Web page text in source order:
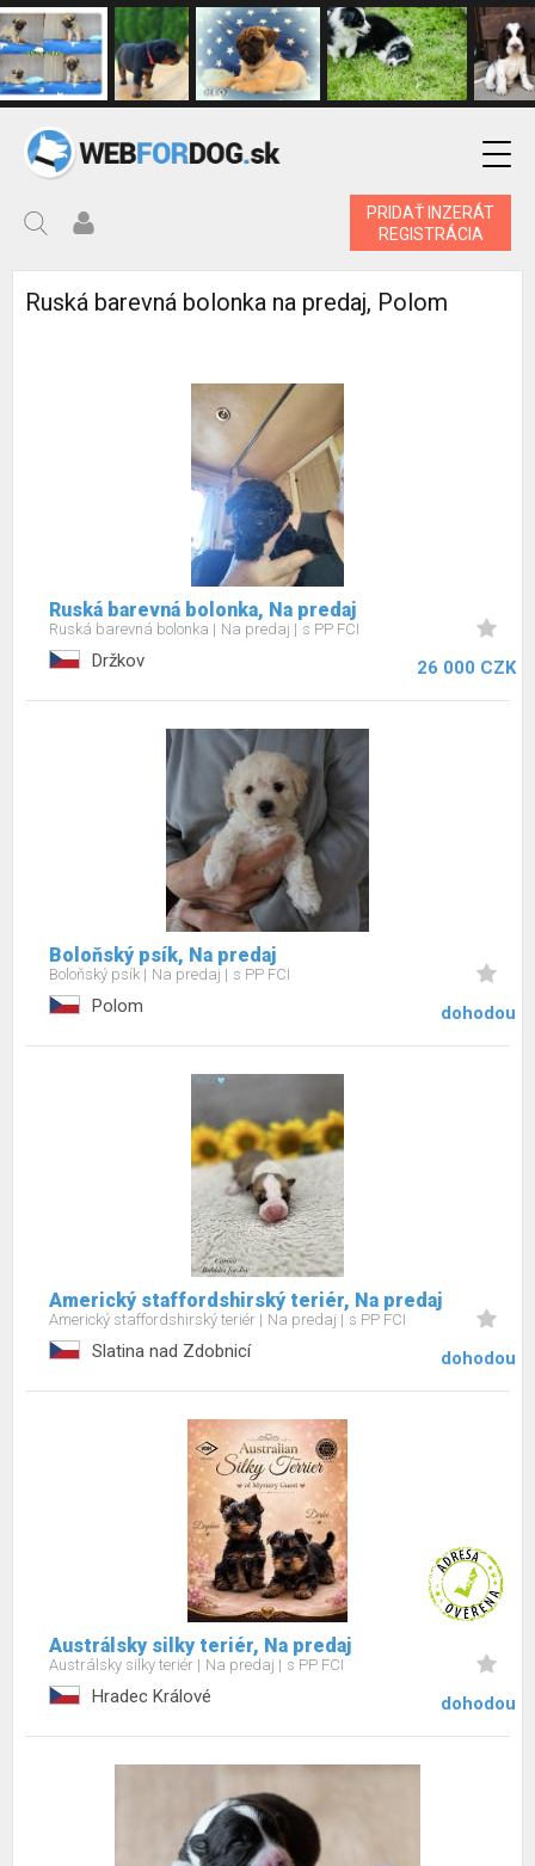
PRIDAŤ INZERÁT
REGISTRÁCIA
Ruská barevná bolonka na predaj, Polom
Ruská barevná bolonka, Na predaj
Ruská barevná bolonka Na predaj s PP FCI
Držkov 26 000 CZK
Boloňský psík, Na predaj
Boloňský psík Na predaj s PP FCI
Polom dohodou
Americký staffordshirský teriér, Na predaj
Americký staffordshirský teriér Na predaj s PP FCI
Slatina nad Zdobnicí dohodou
Austrálsky silky teriér, Na predaj
Austrálsky silky teriér Na predaj s PP FCI
Hradec Králové dohodou